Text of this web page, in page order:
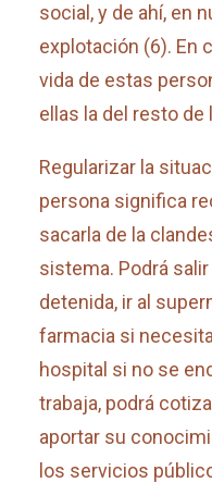
social, y de ahí, en
explotación (6). En
vida de estas
ellas la del resto de
Regularizar la
persona significa
sacarla de la
sistema. Podrá
detenida, ir al
farmacia si
hospital si no se
trabaja, podrá
aportar su
los servicios